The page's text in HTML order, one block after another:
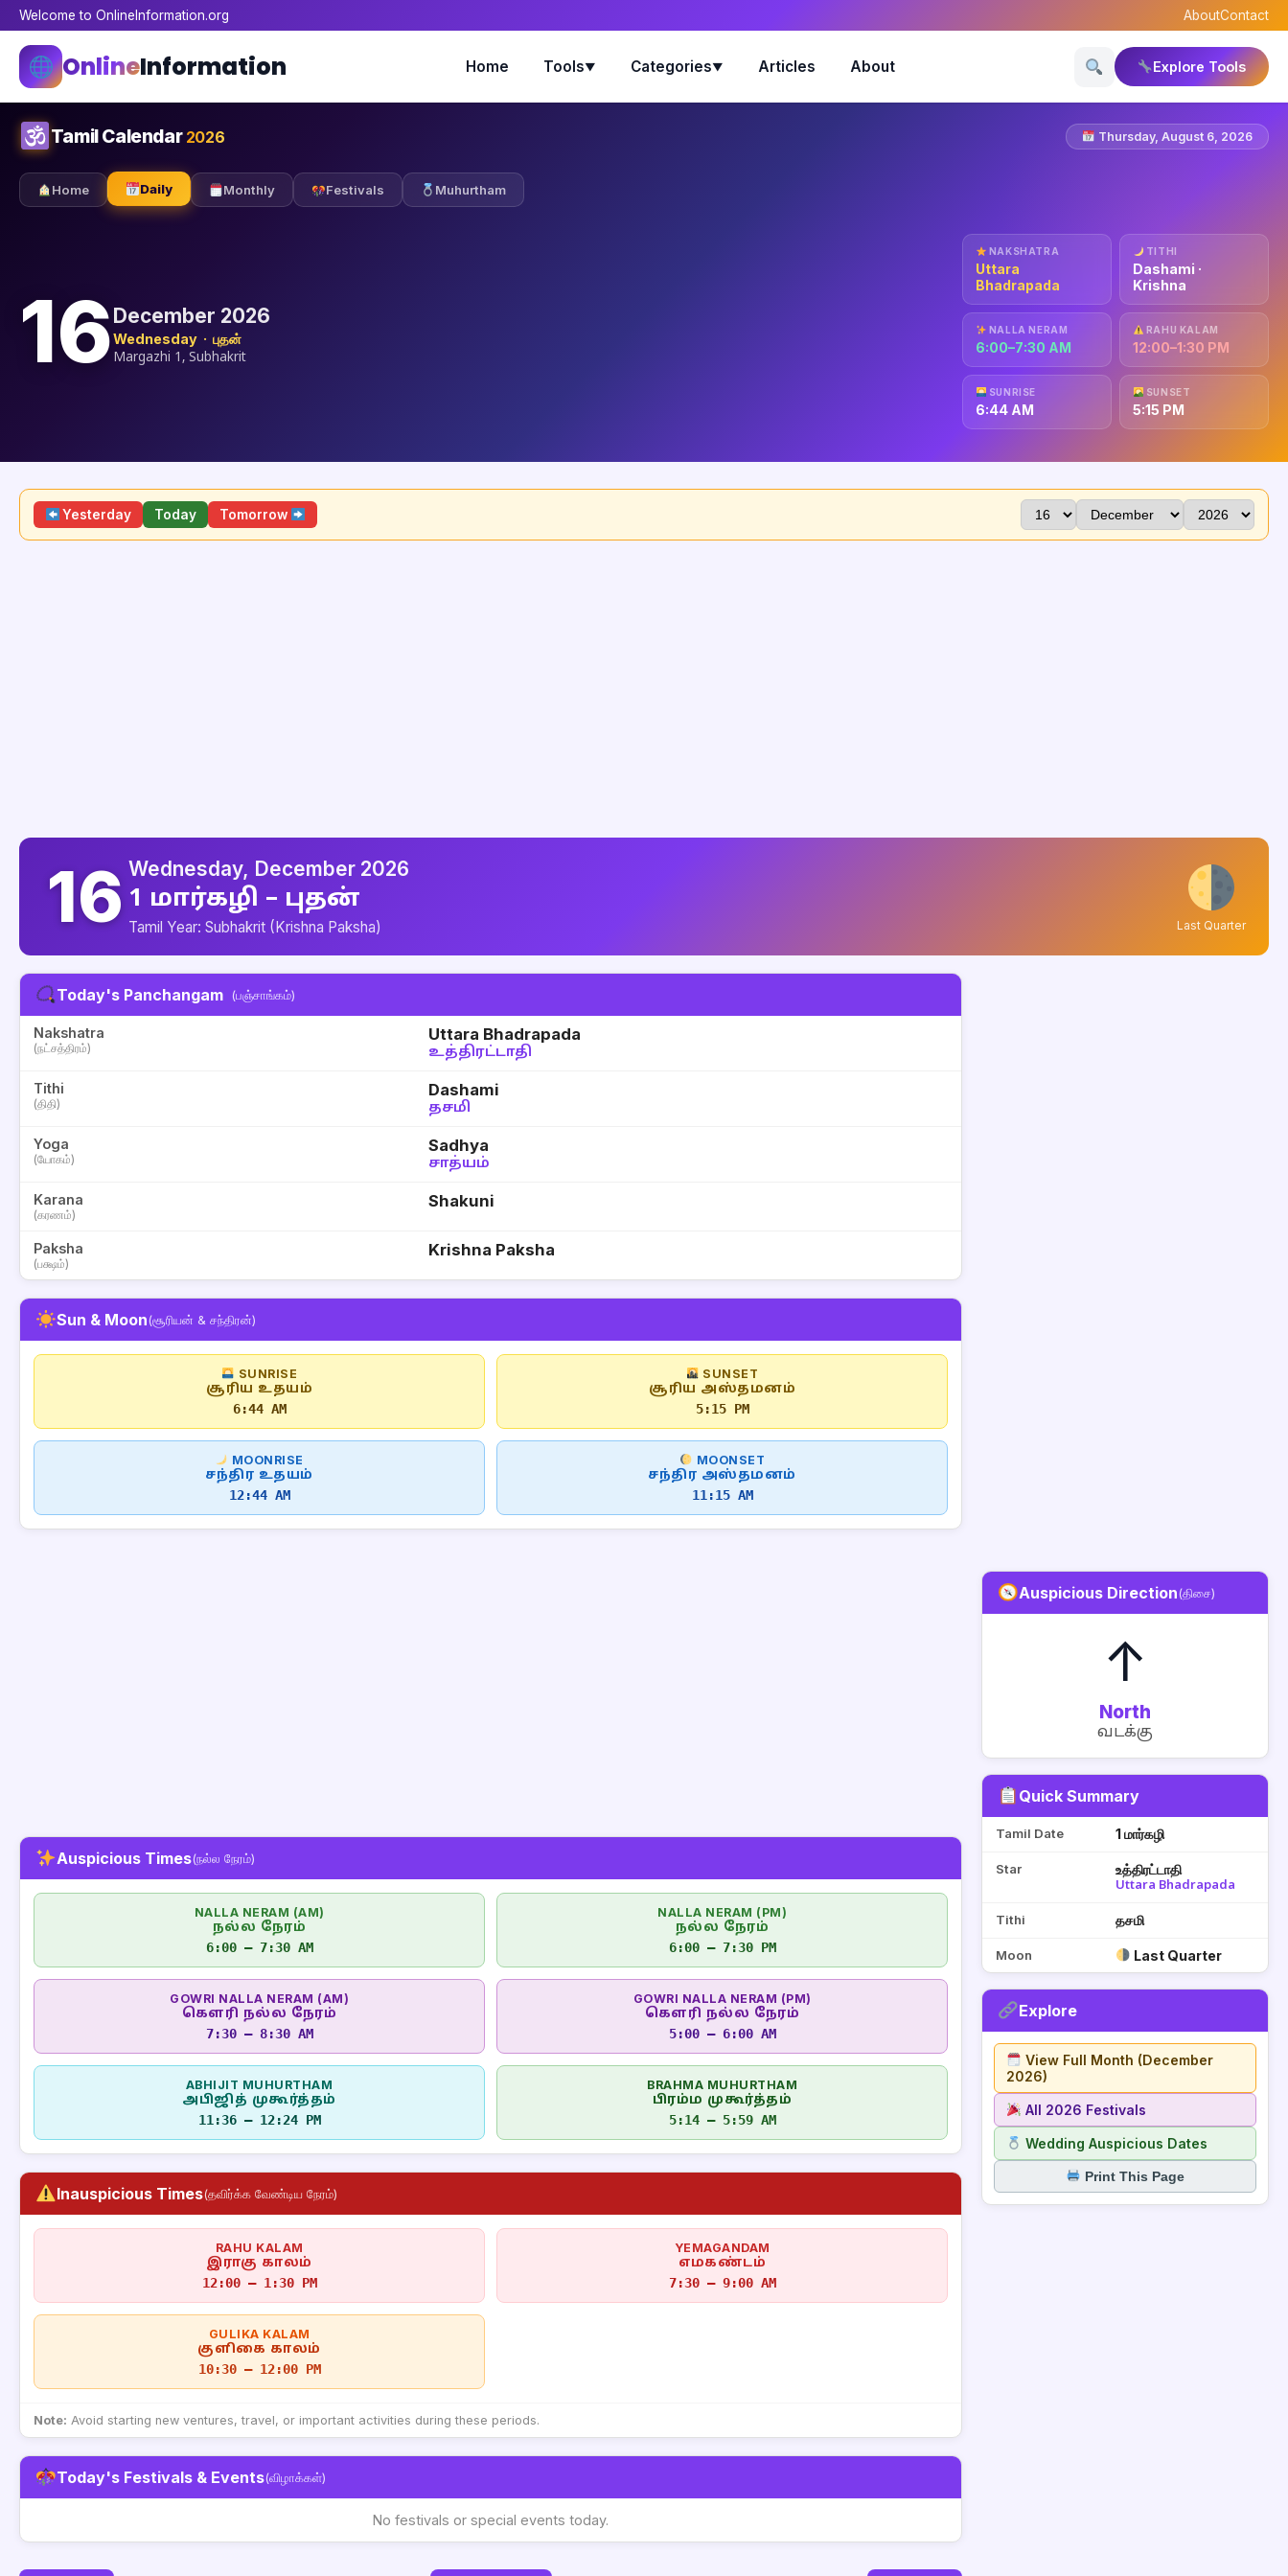
Welcome to OnlineInformation.org AboutContact
OnlineInformation Home Tools▼ Categories▼ Articles About Explore Tools
Tamil Calendar 2026 Thursday, August 6, 2026
Home Daily Monthly Festivals Muhurtham
16December 2026
Wednesday · புதன்
Margazhi 1, Subhakrit
NAKSHATRA
Uttara
Bhadrapada
TITHI
Dashami ·
Krishna
NALLA NERAM
6:00–7:30 AM
RAHU KALAM
12:00–1:30 PM
SUNRISE
6:44 AM
SUNSET
5:15 PM
Yesterday Today Tomorrow
16 Wednesday, December 2026
1 மார்கழி – புதன்
Tamil Year: Subhakrit (Krishna Paksha) Last Quarter
Today's Panchangam (பஞ்சாங்கம்)
Nakshatra
(நட்சத்திரம்)
Uttara Bhadrapada
உத்திரட்டாதி
Tithi
(திதி)
Dashami
தசமி
Yoga
(யோகம்)
Sadhya
சாத்யம்
Karana
(கரணம்)
Shakuni
Paksha
(பக்ஷம்)
Krishna Paksha
Sun & Moon(சூரியன் & சந்திரன்)
SUNRISE
சூரிய உதயம்
6:44 AM
SUNSET
சூரிய அஸ்தமனம்
5:15 PM
MOONRISE
சந்திர உதயம்
12:44 AM
MOONSET
சந்திர அஸ்தமனம்
11:15 AM
Auspicious Times(நல்ல நேரம்)
NALLA NERAM (AM)
நல்ல நேரம்
6:00 – 7:30 AM
NALLA NERAM (PM)
நல்ல நேரம்
6:00 – 7:30 PM
GOWRI NALLA NERAM (AM)
கௌரி நல்ல நேரம்
7:30 – 8:30 AM
GOWRI NALLA NERAM (PM)
கௌரி நல்ல நேரம்
5:00 – 6:00 AM
ABHIJIT MUHURTHAM
அபிஜித் முகூர்த்தம்
11:36 – 12:24 PM
BRAHMA MUHURTHAM
பிரம்ம முகூர்த்தம்
5:14 – 5:59 AM
Inauspicious Times(தவிர்க்க வேண்டிய நேரம்)
RAHU KALAM
இராகு காலம்
12:00 – 1:30 PM
YEMAGANDAM
எமகண்டம்
7:30 – 9:00 AM
GULIKA KALAM
குளிகை காலம்
10:30 – 12:00 PM
Note: Avoid starting new ventures, travel, or important activities during these periods.
Today's Festivals & Events(விழாக்கள்)
No festivals or special events today.
Auspicious Direction(திசை)
↑
North
வடக்கு
Quick Summary
Tamil Date 1 மார்கழி
Star உத்திரட்டாதி
Uttara Bhadrapada
Tithi தசமி
Moon Last Quarter
Explore
View Full Month (December
2026)
All 2026 Festivals
Wedding Auspicious Dates
Print This Page